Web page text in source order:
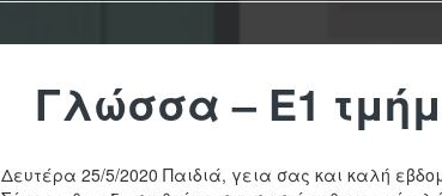
Γλώσσα – Ε1
Δευτέρα 25/5/2020 Παιδιά, γεια σας και καλή